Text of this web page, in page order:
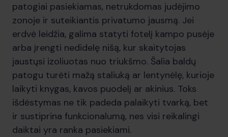
patogiai pasiekiamas, netrukdomas judėjimo
zonoje ir suteikiantis privatumo jausmą. Jei
erdvė leidžia, galima statyti fotelį kampo pusėje
arba įrengti nedidelę nišą, kur skaitytojas
jaustųsi izoliuotas nuo triukšmo. Šalia baldų
patogu turėti mažą staliuką ar lentynėlę, kurioje
laikyti knygas, kavos puodelį ar akinius. Toks
išdėstymas ne tik padeda palaikyti tvarką, bet
ir sustiprina funkcionalumą, nes visi reikalingi
daiktai yra ranka pasiekiami.